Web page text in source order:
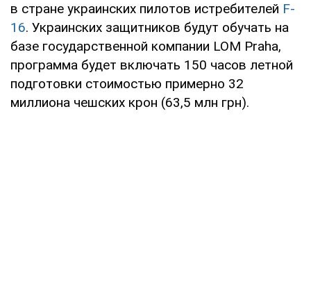
в стране украинских пилотов истребителей F-
16. Украинских защитников будут обучать на
базе государственной компании LOM Praha,
программа будет включать 150 часов летной
подготовки стоимостью примерно 32
миллиона чешских крон (63,5 млн грн).